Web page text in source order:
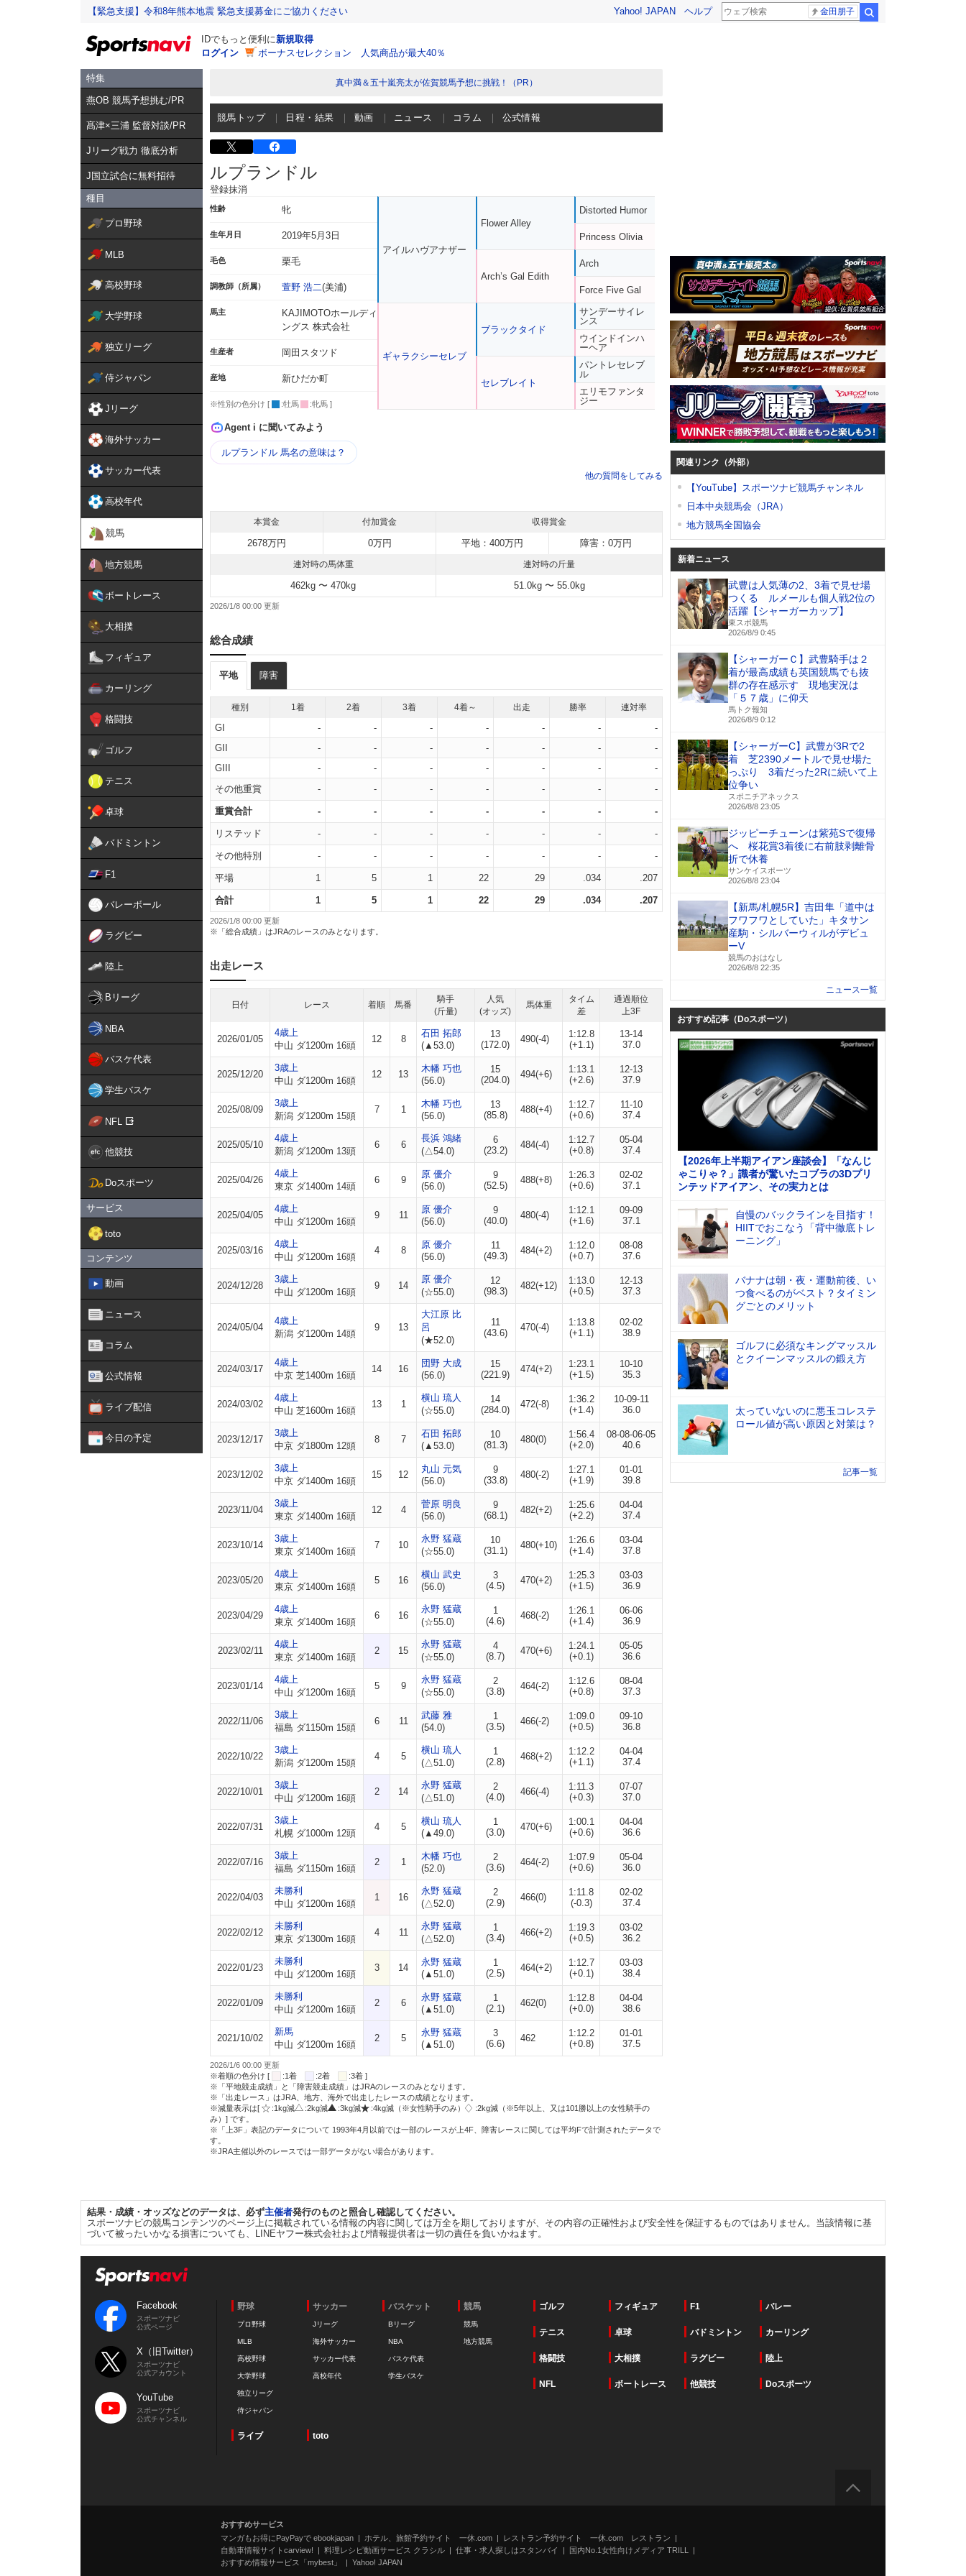
【緊急支援】令和8年熊本地震 緊急支援募金にご協力ください Yahoo! JAPAN ヘルプ 金田朋子
IDでもっと便利に新規取得
ログイン
ボーナスセレクション 人気商品が最大40％
特集
燕OB 競馬予想挑む/PR
髙津×三浦 監督対談/PR
Jリーグ戦力 徹底分析
J国立試合に無料招待
種目
プロ野球
MLB
高校野球
大学野球
独立リーグ
侍ジャパン
Jリーグ
海外サッカー
サッカー代表
高校年代
競馬
地方競馬
ボートレース
大相撲
フィギュア
カーリング
格闘技
ゴルフ
テニス
卓球
バドミントン
F1
バレーボール
ラグビー
陸上
Bリーグ
NBA
バスケ代表
学生バスケ
NFL
他競技
Doスポーツ
サービス
toto
コンテンツ
動画
ニュース
コラム
公式情報
ライブ配信
今日の予定
真中満＆五十嵐亮太が佐賀競馬予想に挑戦！（PR）
競馬トップ 日程・結果 動画 ニュース コラム 公式情報
ルプランドル
登録抹消
性齢 牝
生年月日 2019年5月3日
毛色 栗毛
調教師（所属） 萱野 浩二(美浦)
馬主
KAJIMOTOホールディ
ングス 株式会社
生産者 岡田スタツド
産地 新ひだか町
※性別の色分け [ :牡馬 :牝馬 ]
アイルハヴアナザー
ギャラクシーセレブ
Flower Alley
Arch’s Gal Edith
ブラックタイド
セレブレイト
Distorted Humor
Princess Olivia
Arch
Force Five Gal
サンデーサイレ
ンス
ウインドインハ
ーヘア
パントレセレブ
ル
エリモファンタ
ジー
Agent i に聞いてみよう
ルプランドル 馬名の意味は？
他の質問をしてみる
本賞金 付加賞金 収得賞金
2678万円 0万円 平地：400万円 障害：0万円
連対時の馬体重 連対時の斤量
462kg 〜 470kg 51.0kg 〜 55.0kg
2026/1/8 00:00
総合成績
平地 障害
種別 1着 2着 3着 4着～ 出走 勝率 連対率
GI - - - - - -
-
GII
- - - - - -
-
GIII
- - - - - -
-
その他重賞
- - - - - - -
重賞合計 - - - - - - -
リステッド - - - - - - -
その他特別 - - - - - - -
平場 1 5 1 22 29 .034 .207
合計 1 5 1 22 29 .034 .207
2026/1/8 00:00 更新
※「総合成績」はJRAのレースのみとなります。
出走レース
日付 レース 着順 馬番
騎手
(斤量)
人気
(オッズ)
馬体重
タイム
差
通過順位
上3F
2026/01/05
4歳上
中山 ダ1200m 16頭
12 8
石田 拓郎
(▲53.0)
13
(172.0)
490(-4)
1:12.8
(+1.1)
13-14
37.0
2025/12/20
3歳上
中山 ダ1200m 16頭
12 13
木幡 巧也
(56.0)
15
(204.0)
494(+6)
1:13.1
(+2.6)
12-13
37.9
2025/08/09
3歳上
新潟 ダ1200m 15頭
7 1
木幡 巧也
(56.0)
13
(85.8)
488(+4)
1:12.7
(+0.6)
11-10
37.4
2025/05/10
4歳上
新潟 ダ1200m 13頭
6 6
長浜 鴻緒
(△54.0)
6
(23.2)
484(-4)
1:12.7
(+0.8)
05-04
37.4
2025/04/26
4歳上
東京 ダ1400m 14頭
6 9
原 優介
(56.0)
9
(52.5)
488(+8)
1:26.3
(+0.6)
02-02
37.1
2025/04/05
4歳上
中山 ダ1200m 16頭
9 11
原 優介
(56.0)
9
(40.0)
480(-4)
1:12.1
(+1.6)
09-09
37.1
2025/03/16
4歳上
中山 ダ1200m 16頭
4 8
原 優介
(56.0)
11
(49.3)
484(+2)
1:12.0
(+0.7)
08-08
37.6
2024/12/28
3歳上
中山 ダ1200m 16頭
9 14
原 優介
(☆55.0)
12
(98.3)
482(+12)
1:13.0
(+0.5)
12-13
37.3
2024/05/04
4歳上
新潟 ダ1200m 14頭
9 13
大江原 比
呂
(★52.0)
11
(43.6)
470(-4)
1:13.8
(+1.1)
02-02
38.9
2024/03/17
4歳上
中京 芝1400m 16頭
14 16
団野 大成
(56.0)
15
(221.9)
474(+2)
1:23.1
(+1.5)
10-10
35.3
2024/03/02
4歳上
中山 芝1600m 16頭
13 1
横山 琉人
(☆55.0)
14
(284.0)
472(-8)
1:36.2
(+1.4)
10-09-11
36.0
2023/12/17
3歳上
中京 ダ1800m 12頭
8 7
石田 拓郎
(▲53.0)
10
(81.3)
480(0)
1:56.4
(+2.0)
08-08-06-05
40.6
2023/12/02
3歳上
中京 ダ1400m 16頭
15 12
丸山 元気
(56.0)
9
(33.8)
480(-2)
1:27.1
(+1.9)
01-01
39.8
2023/11/04
3歳上
東京 ダ1400m 16頭
12 4
菅原 明良
(56.0)
9
(68.1)
482(+2)
1:25.6
(+2.2)
04-04
37.4
2023/10/14
3歳上
東京 ダ1400m 16頭
7 10
永野 猛蔵
(☆55.0)
10
(31.1)
480(+10)
1:26.6
(+1.4)
03-04
37.8
2023/05/20
4歳上
東京 ダ1400m 16頭
5 16
横山 武史
(56.0)
3
(4.5)
470(+2)
1:25.3
(+1.5)
03-03
36.9
2023/04/29
4歳上
東京 ダ1400m 16頭
6 16
永野 猛蔵
(☆55.0)
1
(4.6)
468(-2)
1:26.1
(+1.4)
06-06
36.9
2023/02/11
4歳上
東京 ダ1400m 16頭
2 15
永野 猛蔵
(☆55.0)
4
(8.7)
470(+6)
1:24.1
(+0.1)
05-05
36.6
2023/01/14
4歳上
中山 ダ1200m 16頭
5 9
永野 猛蔵
(☆55.0)
2
(3.8)
464(-2)
1:12.6
(+0.8)
08-04
37.3
2022/11/06
3歳上
福島 ダ1150m 15頭
6 11
武藤 雅
(54.0)
1
(3.5)
466(-2)
1:09.0
(+0.5)
09-10
36.8
2022/10/22
3歳上
新潟 ダ1200m 15頭
4 5
横山 琉人
(△51.0)
1
(2.8)
468(+2)
1:12.2
(+1.1)
04-04
37.4
2022/10/01
3歳上
中山 ダ1200m 16頭
2 14
永野 猛蔵
(△51.0)
2
(4.0)
466(-4)
1:11.3
(+0.3)
07-07
37.0
2022/07/31
3歳上
札幌 ダ1000m 12頭
4 5
横山 琉人
(▲49.0)
1
(3.0)
470(+6)
1:00.1
(+0.6)
04-04
36.6
2022/07/16
3歳上
福島 ダ1150m 16頭
2 1
木幡 巧也
(52.0)
2
(3.6)
464(-2)
1:07.9
(+0.6)
05-04
36.0
2022/04/03
未勝利
中山 ダ1200m 16頭
1 16
永野 猛蔵
(△52.0)
2
(2.9)
466(0)
1:11.8
(-0.3)
02-02
37.4
2022/02/12
未勝利
東京 ダ1300m 16頭
4 11
永野 猛蔵
(△52.0)
1
(3.4)
466(+2)
1:19.3
(+0.5)
03-02
36.2
2022/01/23
未勝利
中山 ダ1200m 16頭
3 14
永野 猛蔵
(▲51.0)
1
(2.5)
464(+2)
1:12.7
(+0.1)
03-03
38.4
2022/01/09
未勝利
中山 ダ1200m 16頭
2 6
永野 猛蔵
(▲51.0)
1
(2.1)
462(0)
1:12.8
(+0.0)
04-04
38.6
2021/10/02
新馬
中山 ダ1200m 16頭
2 5
永野 猛蔵
(▲51.0)
3
(6.6)
462
1:12.2
(+0.8)
01-01
37.5
2026/1/6 00:00 更新
※着順の色分け [
:1着 :2着
:3着 ]
※「平地競走成績」と「障害競走成績」はJRAのレースのみとなります。
※「出走レース」はJRA、地方、海外で出走したレースの成績となります。
※減量表示は[
:1kg減 :2kg減 :3kg減 :4kg減（※女性騎手のみ）
:2kg減（※5年以上、又は101勝以上の女性騎手の
み）] です。
※「上3F」表記のデータについて 1993年4月以前では一部のレースが上4F、障害レースに関しては平均Fで計測されたデータで
す。
※JRA主催以外のレースでは一部データがない場合があります。
関連リンク（外部）
【YouTube】スポーツナビ競馬チャンネル
日本中央競馬会（JRA）
地方競馬全国協会
新着ニュース
武豊は人気薄の2、3着で見せ場
つくる ルメールも個人戦2位の
活躍【シャーガーカップ】
東スポ競馬
2026/8/9 0:45
【シャーガーＣ】武豊騎手は２
着が最高成績も英国競馬でも抜
群の存在感示す 現地実況は
「５７歳」に仰天
馬トク報知
2026/8/9 0:12
【シャーガーC】武豊が3Rで2
着 芝2390メートルで見せ場た
っぷり 3着だった2Rに続いて上
位争い
スポニチアネックス
2026/8/8 23:05
ジッピーチューンは紫苑Sで復帰
へ 桜花賞3着後に右前肢剥離骨
折で休養
サンケイスポーツ
2026/8/8 23:04
【新馬/札幌5R】吉田隼「道中は
フワフワとしていた」キタサン
産駒・シルバーウィルがデビュ
ーV
競馬のおはなし
2026/8/8 22:35
ニュース一覧
おすすめ記事（Doスポーツ）
【2026年上半期アイアン座談会】「なんじ
ゃこりゃ？」識者が驚いたコブラの3Dプリ
ンテッドアイアン、その実力とは
自慢のバックラインを目指す！
HIITでおこなう「背中徹底トレ
ーニング」
バナナは朝・夜・運動前後、い
つ食べるのがベスト？タイミン
グごとのメリット
ゴルフに必須なキングマッスル
とクイーンマッスルの鍛え方
太っていないのに悪玉コレステ
ロール値が高い原因と対策は？
記事一覧
結果・成績・オッズなどのデータは、必ず主催者発行のものと照合し確認してください。
スポーツナビの競馬コンテンツのページ上に掲載されている情報の内容に関しては万全を期しておりますが、その内容の正確性および安全性を保証するものではありません。当該情報に基
づいて被ったいかなる損害についても、LINEヤフー株式会社および情報提供者は一切の責任を負いかねます。
Facebook
スポーツナビ
公式ページ
X（旧Twitter）
スポーツナビ
公式アカウント
YouTube
スポーツナビ
公式チャンネル
野球
プロ野球
MLB
高校野球
大学野球
独立リーグ
侍ジャパン
サッカー
Jリーグ
海外サッカー
サッカー代表
高校年代
バスケット
Bリーグ
NBA
バスケ代表
学生バスケ
競馬
競馬
地方競馬
ゴルフ フィギュア F1 バレー
テニス 卓球 バドミントン カーリング
格闘技 大相撲 ラグビー 陸上
NFL ボートレース 他競技 Doスポーツ
ライブ toto
おすすめサービス
マンガもお得にPayPayで ebookjapan
ホテル、旅館予約サイト 一休.com
レストラン予約サイト 一休.com レストラン
自動車情報サイトcarview!
料理レシピ動画サービス クラシル 仕事・求人探しはスタンバイ
国内No.1女性向けメディア TRILL
おすすめ情報サービス「mybest」
Yahoo! JAPAN